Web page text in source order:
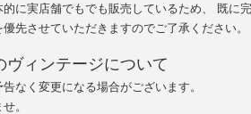
に実店舗でもでも販売しているため、 既に
先させていただきますのでご了承ください。
ィンテージについて
なく変更になる場合がございます。
。